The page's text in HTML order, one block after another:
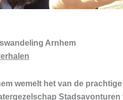
Arnhem
wemelt het van de prachtige
Stadsavonturen